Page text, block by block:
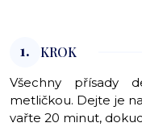
1. KROK
Všechny přísady
metličkou. Dejte je
vařte 20 minut,